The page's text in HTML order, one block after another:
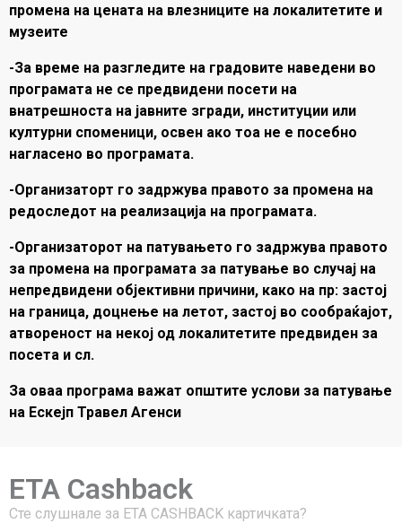
промена на цената на влезниците на локалитетите и
музеите
-За време на разгледите на градовите наведени во
програмата не се предвидени посети на
внатрешноста на јавните згради, институции или
културни споменици, освен ако тоа не е посебно
нагласено во програмата.
-Организаторт го задржува правото за промена на
редоследот на реализација на програмата.
-Организаторот на патувањето го задржува правото
за промена на програмата за патување во случај на
непредвидени објективни причини, како на пр: застој
на граница, доцнење на летот, застој во сообраќајот,
атвореност на некој од локалитетите предвиден за
посета и сл.
За оваа програма важат општите услови за патување
на Ескејп Травел Агенси
ETA Cashback
Сте слушнале за ЕТА CASHBACK картичката?